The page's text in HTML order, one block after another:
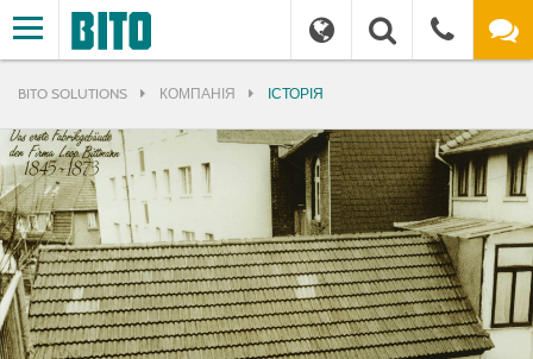
BITO SOLUTIONS КОМПАНІЯ ІСТОРІЯ